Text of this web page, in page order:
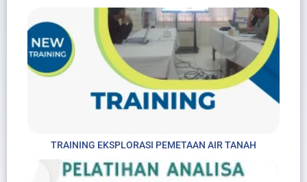
TRAINING EKSPLORASI PEMETAAN AIR TANAH